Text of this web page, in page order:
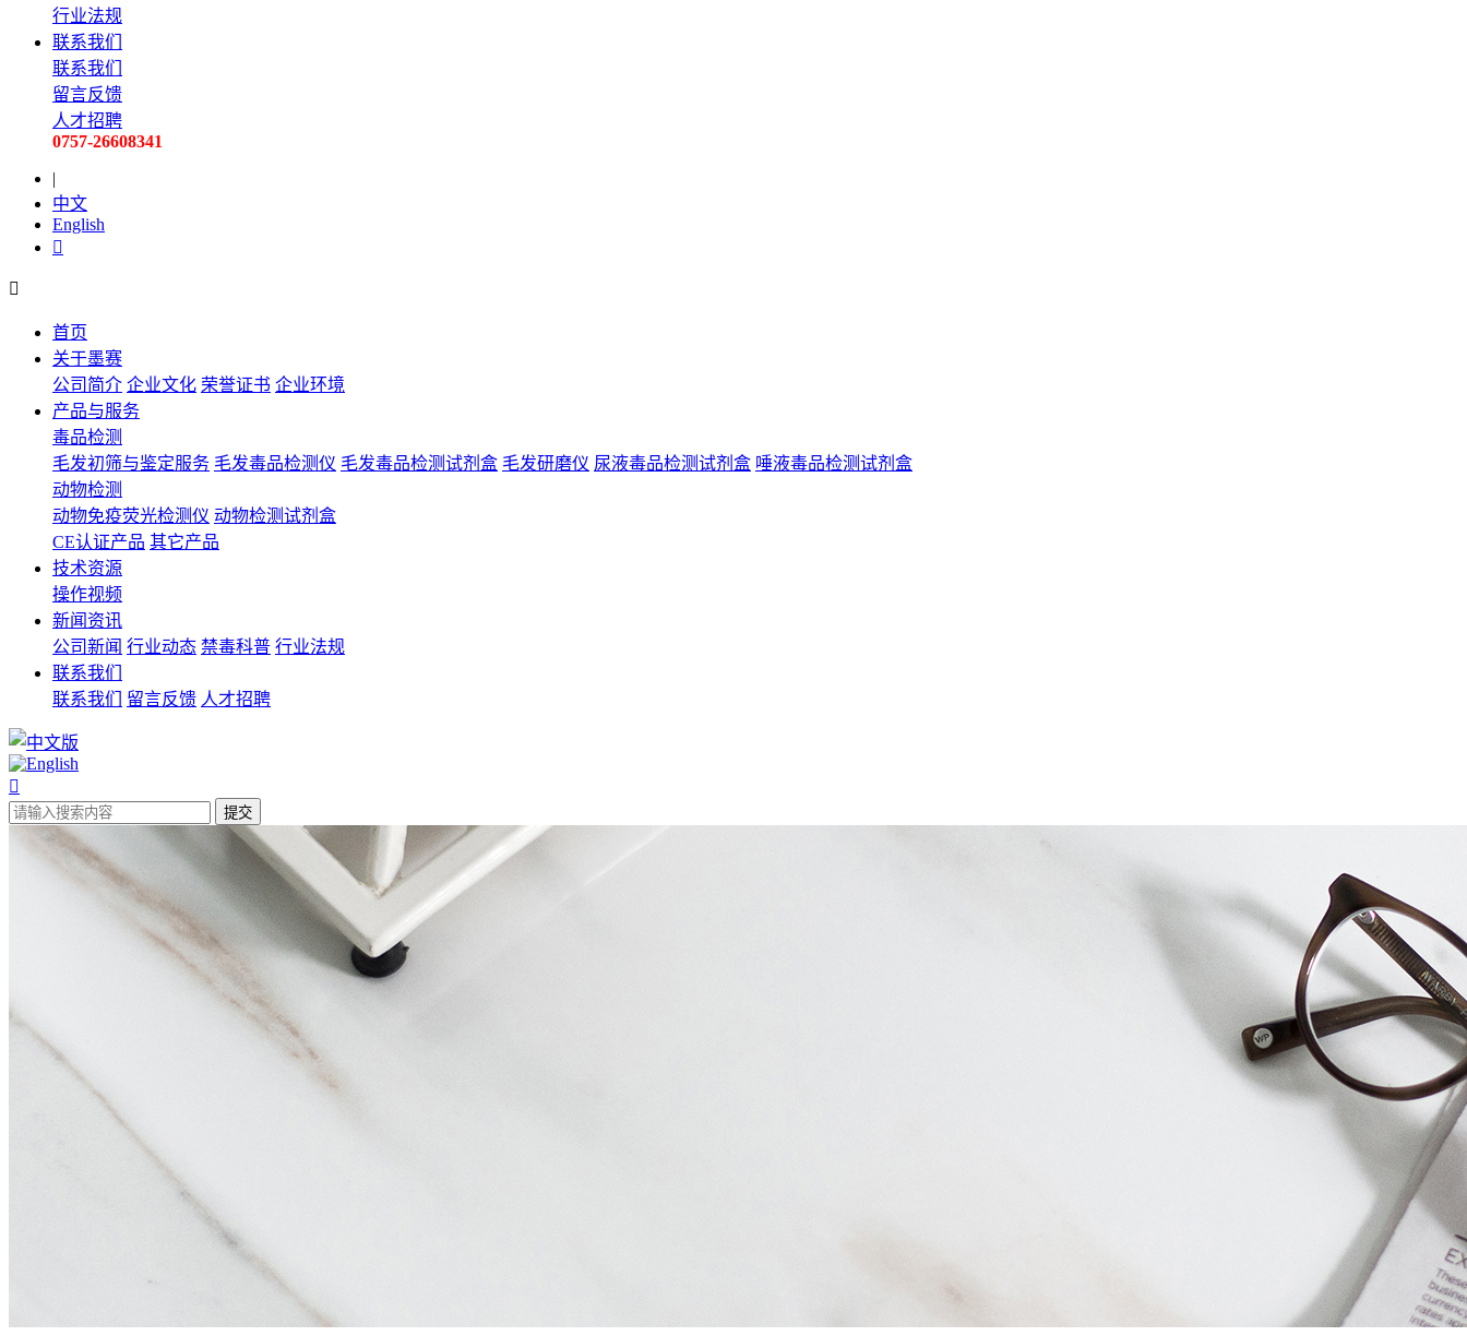
行业法规
联系我们
联系我们
留言反馈
人才招聘
0757-26608341
|
中文
English


首页
关于墨赛
公司简介 企业文化 荣誉证书 企业环境
产品与服务
毒品检测
毛发初筛与鉴定服务 毛发毒品检测仪 毛发毒品检测试剂盒 毛发研磨仪 尿液毒品检测试剂盒 唾液毒品检测试剂盒
动物检测
动物免疫荧光检测仪 动物检测试剂盒
CE认证产品 其它产品
技术资源
操作视频
新闻资讯
公司新闻 行业动态 禁毒科普 行业法规
联系我们
联系我们
留言反馈 人才招聘
